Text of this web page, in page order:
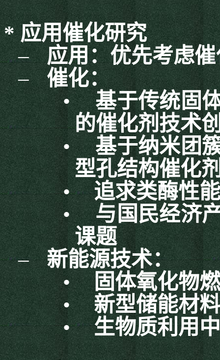
*应用催化研究
–
应用：优先考虑
–
催化：
•
基于传统固
的催化剂技术
•
基于纳米团
型孔结构催化
•
追求类酶性
•
与国民经济
课题
–
新能源技术：
•
固体氧化物
•
新型储能材
•
生物质利用